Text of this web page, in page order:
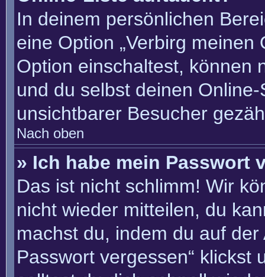
In deinem persönlichen
eine Option „Verbirg meinen
Option einschaltest, können
und du selbst deinen
unsichtbarer Besucher
Nach oben
» Ich habe mein Passwort
Das ist nicht schlimm! Wir
nicht wieder mitteilen, du
machst du, indem du auf
Passwort vergessen“ klickst